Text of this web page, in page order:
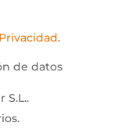
.
de datos
S.L..